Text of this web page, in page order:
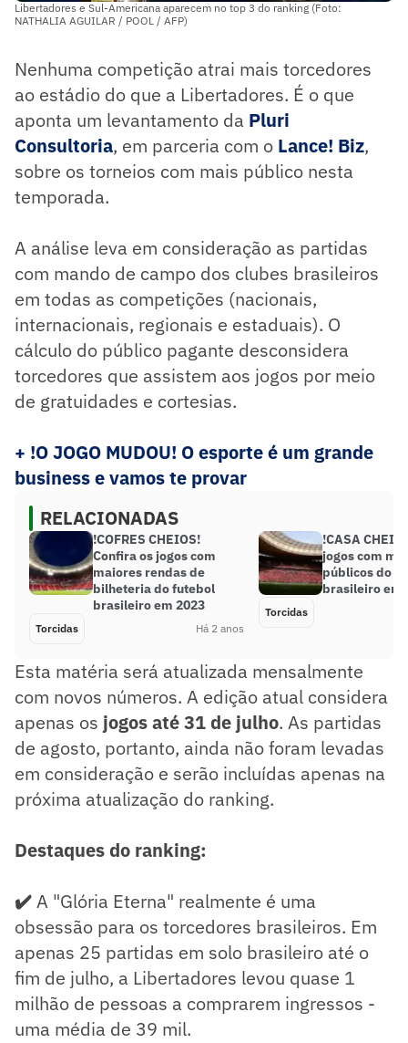
Libertadores e Sul-Americana aparecem no top 3 do ranking (Foto:
NATHALIA AGUILAR / POOL / AFP)
Nenhuma competição atrai mais torcedores
ao estádio do que a Libertadores. É o que
aponta um levantamento da Pluri
Consultoria, em parceria com o Lance! Biz,
sobre os torneios com mais público nesta
temporada.
A análise leva em consideração as partidas
com mando de campo dos clubes brasileiros
em todas as competições (nacionais,
internacionais, regionais e estaduais). O
cálculo do público pagante desconsidera
torcedores que assistem aos jogos por meio
de gratuidades e cortesias.
+ !O JOGO MUDOU! O esporte é um grande
business e vamos te provar
RELACIONADAS
!COFRES CHEIOS!
Confira os jogos com
maiores rendas de
bilheteria do futebol
brasileiro em 2023
Torcidas Há 2 anos
!CASA
jogos com
públicos do
brasileiro em
Torcidas
Esta matéria será atualizada mensalmente
com novos números. A edição atual considera
apenas os jogos até 31 de julho. As partidas
de agosto, portanto, ainda não foram levadas
em consideração e serão incluídas apenas na
próxima atualização do ranking.
Destaques do ranking:
✔️A "Glória Eterna" realmente é uma
obsessão para os torcedores brasileiros. Em
apenas 25 partidas em solo brasileiro até o
fim de julho, a Libertadores levou quase 1
milhão de pessoas a comprarem ingressos -
uma média de 39 mil.